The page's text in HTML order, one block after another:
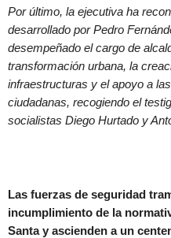
Por último, la ejecutiva ha
desarrollado por Pedro
desempeñado el cargo de
transformación urbana, la
infraestructuras y el apoyo a
ciudadanas, recogiendo el
socialistas Diego Hurtado y
Las fuerzas de seguridad
incumplimiento de la
Santa y ascienden a un